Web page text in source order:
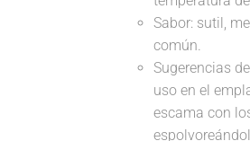
Sabor: sutil,
común.
Sugerencias
uso en el
escama con